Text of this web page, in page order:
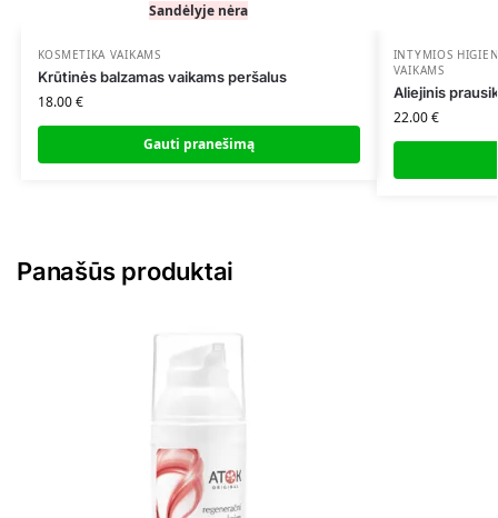
Sandėlyje nėra
KOSMETIKA VAIKAMS
Krūtinės balzamas vaikams peršalus
18.00€
Gauti pranešimą
INTYMIOS
VAIKAMS
Aliejinis
22.00€
Panašūs produktai